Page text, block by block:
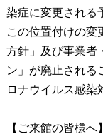
染症に変更される
この位置付けの変
方針」及び事業者
ン」が廃止される
ロナウイルス感染
【ご来館の皆様へ】